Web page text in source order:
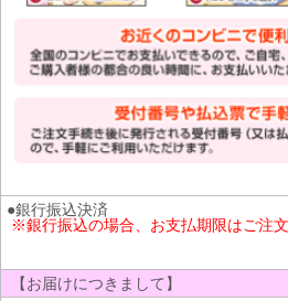
●銀行振込決済
※銀行振込の場合、お支払期限はご注
【お届けにつきまして】